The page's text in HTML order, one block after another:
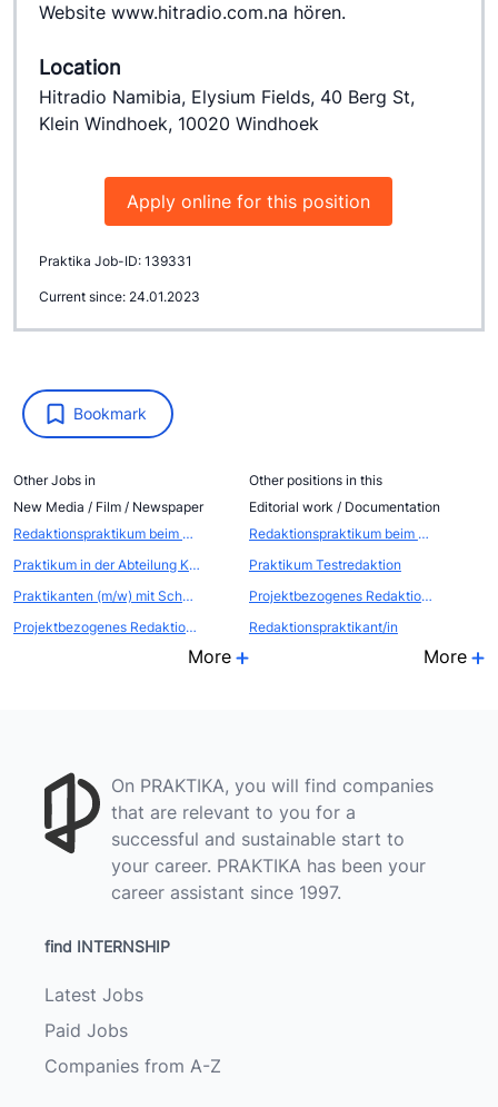
Bookmark
Other Jobs in
New Media / Film / Newspaper
Redaktionspraktikum beim Publisher und Podcaster Netzpiloten
Praktikum in der Abteilung Kommunikation - Öffentlichkeitsarbeit / Eventmarketing
Praktikanten (m/w) mit Schwerpunkt Videoproduktion für unser Internet-Portal und unsere Web-Agentur
Projektbezogenes Redaktionspraktikum
More
Other positions in this
Editorial work / Documentation
Redaktionspraktikum beim Publisher und Podcaster Netzpiloten
Praktikum Testredaktion
Projektbezogenes Redaktionspraktikum
Redaktionspraktikant/in
More
Website www.hitradio.com.na hören.
Location
Hitradio Namibia, Elysium Fields, 40 Berg St,
Klein Windhoek, 10020 Windhoek
Apply online for this position
Praktika Job-ID: 139331
Current since: 24.01.2023
On PRAKTIKA, you will find companies
that are relevant to you for a
successful and sustainable start to
your career. PRAKTIKA has been your
career assistant since 1997.
find INTERNSHIP
Latest Jobs
Paid Jobs
Companies from A-Z